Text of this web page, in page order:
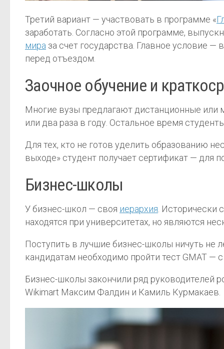
Третий вариант — участвовать в программе «
заработать. Согласно этой программе,
мира за счет государства. Главное условие
перед отъездом.
Заочное обучение и
Многие вузы предлагают дистанционные или
или два раза в году. Остальное время
Для тех, кто не готов уделить образованию
выходе» студент получает сертификат —
Бизнес-школы
У бизнес-школ — своя иерархия .
находятся при университетах, но являются
Поступить в лучшие бизнес-школы ничуть не
кандидатам необходимо пройти тест GMAT
Бизнес-школы закончили ряд руководителей
Wikimart Максим Фалдин и Камиль Курмакаев.